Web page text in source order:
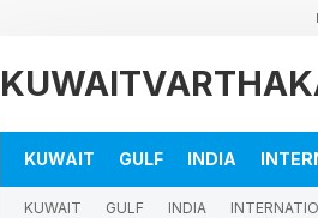
KUWAIT GULF INDIA
KUWAIT GULF INDIA